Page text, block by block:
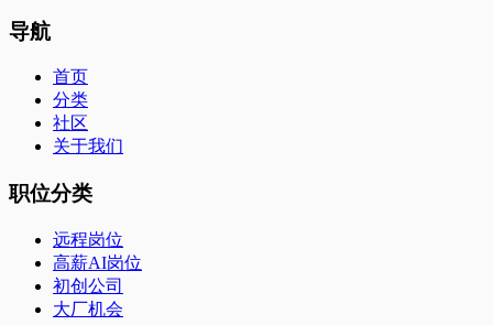
导航
首页
分类
社区
关于我们
职位分类
远程岗位
高薪AI岗位
初创公司
大厂机会